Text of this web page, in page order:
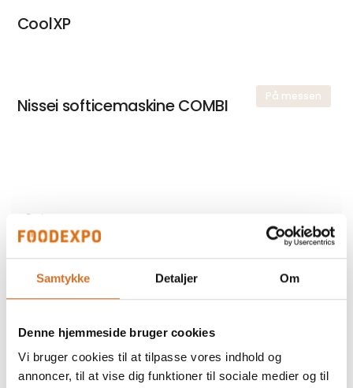
Samtykke Detaljer Om
Denne hjemmeside bruger cookies
Vi bruger cookies til at tilpasse vores indhold og
annoncer, til at vise dig funktioner til sociale medier og til
CoolXP
På messen
Nissei softicemaskine COMBI
Foodexpo
Produktet er medbragt på messen
Dette produkt kan opleves på udstillerens stand på messen